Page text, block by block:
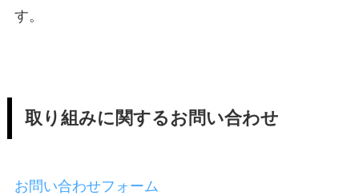
す。
取り組みに関するお問い合わせ
お問い合わせフォーム